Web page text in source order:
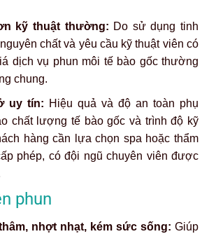
kỹ thuật thường: Do sử dụng tinh
chất và yêu cầu kỹ thuật viên có
dịch vụ phun môi tế bào gốc thường
chung.
uy tín: Hiệu quả và độ an toàn phụ
chất lượng tế bào gốc và trình độ kỹ
hàng cần lựa chọn spa hoặc thẩm
phép, có đội ngũ chuyên viên được
phun
nhợt nhạt, kém sức sống: Giúp